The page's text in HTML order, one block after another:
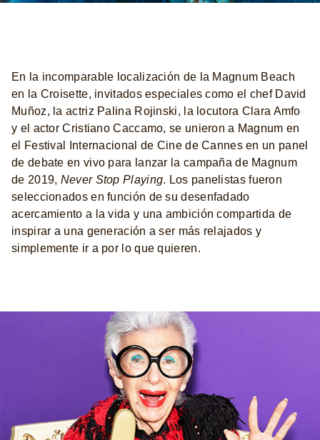
En la incomparable localización de la Magnum Beach
en la Croisette, invitados especiales como el chef David
Muñoz, la actriz Palina Rojinski, la locutora Clara Amfo
y el actor Cristiano Caccamo, se unieron a Magnum en
el Festival Internacional de Cine de Cannes en un panel
de debate en vivo para lanzar la campaña de Magnum
de 2019, Never Stop Playing. Los panelistas fueron
seleccionados en función de su desenfadado
acercamiento a la vida y una ambición compartida de
inspirar a una generación a ser más relajados y
simplemente ir a por lo que quieren.